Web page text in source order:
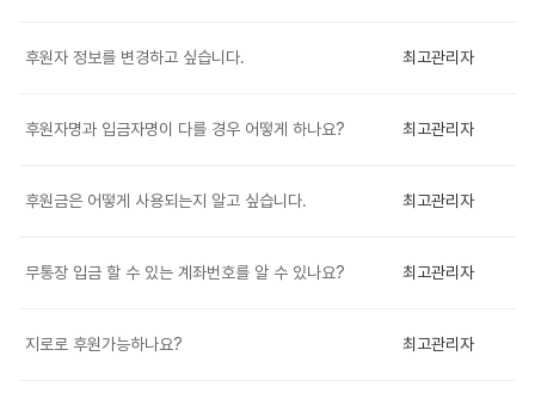
후원자 정보를 변경하고 싶습니다. 최고관리자
후원자명과 입금자명이 다를 경우 어떻게 하나요? 최고관리자
후원금은 어떻게 사용되는지 알고 싶습니다. 최고관리자
무통장 입금 할 수 있는 계좌번호를 알 수 있나요? 최고관리자
지로로 후원가능하나요? 최고관리자